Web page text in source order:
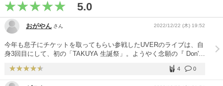
5.0
おがやん さん 2022/12/22 (木) 19:52
今年も息子にチケットを取ってもらい参戦したUVERのライブは、自
身3回目にして、初の「TAKUYA 生誕祭」。ようやく念願の『 Don't
しOK だったが、この時ばかりはマスク越しに全力でshoutしてた(^^;
) 他にも『7th Trigger 』『The Over』などの大好きなナンバーを含
0
4